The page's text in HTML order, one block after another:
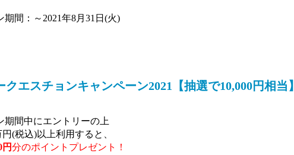
期間：～2021年8月31日(火)
クエスチョンキャンペーン2021【抽選で10,000円相当】
期間中にエントリーの上
(税込)以上利用すると、
円分のポイントプレゼント！